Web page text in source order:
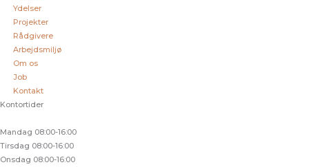
Ydelser
Projekter
Rådgivere
Arbejdsmiljø
Om os
Job
Kontakt
Kontortider
Mandag 08:00-16:00
Tirsdag 08:00-16:00
Onsdag 08:00-16:00